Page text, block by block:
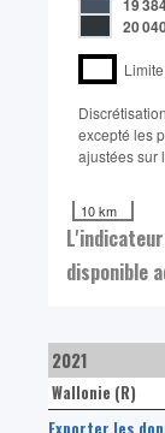
19
20
excepté les
ajustées sur
10 km
disponible
2021
Wallonie (R)